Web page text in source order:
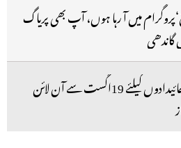
میں آ رہا ہوں، آپ بھی پریاگ
پولیس کی 7437 جائیدادوں کیلئے 19اگست سے آن لائن